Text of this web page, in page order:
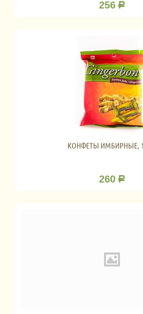
256 Р
КОНФЕТЫ ИМБИРНЫЕ,
260 Р